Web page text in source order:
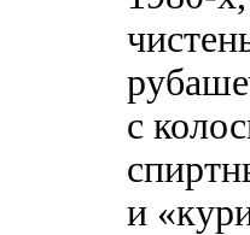
с
и